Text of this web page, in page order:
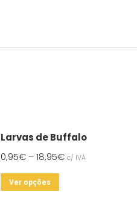
Larvas de Buffalo
0,95€ – 18,95€ c/ IVA
Ver opções